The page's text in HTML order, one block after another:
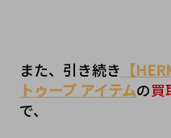
また、引き続き 【
トゥープ アイテムの買
で、